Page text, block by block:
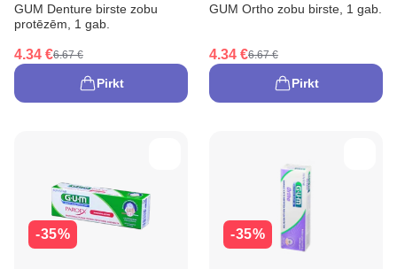
GUM Denture birste zobu
protēzēm, 1 gab.
4.34 €6.67 €
Pirkt
GUM Ortho zobu birste, 1 gab.
4.34 €6.67 €
Pirkt
-35% -35%